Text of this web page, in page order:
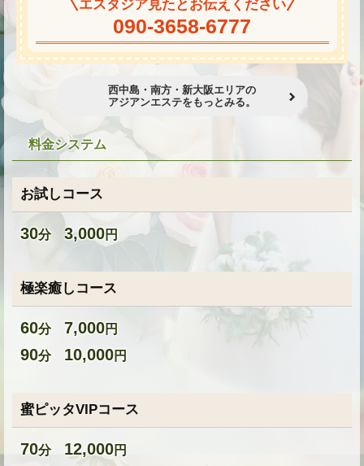
★
エスタジア見たとお伝えください
090-3658-6777
西中島・南方・新大阪エリアの
アジアンエステをもっとみる。
料金システム
お試しコース
30分 3,000円
極楽癒しコース
60分 7,000円
90分 10,000円
蜜ピッタVIPコース
70分 12,000円